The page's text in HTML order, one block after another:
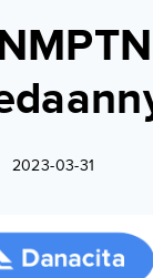
2023-03-31